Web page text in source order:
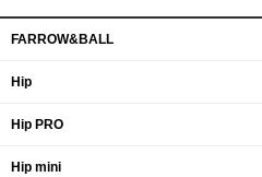
FARROW&BALL
Hip
Hip PRO
Hip mini